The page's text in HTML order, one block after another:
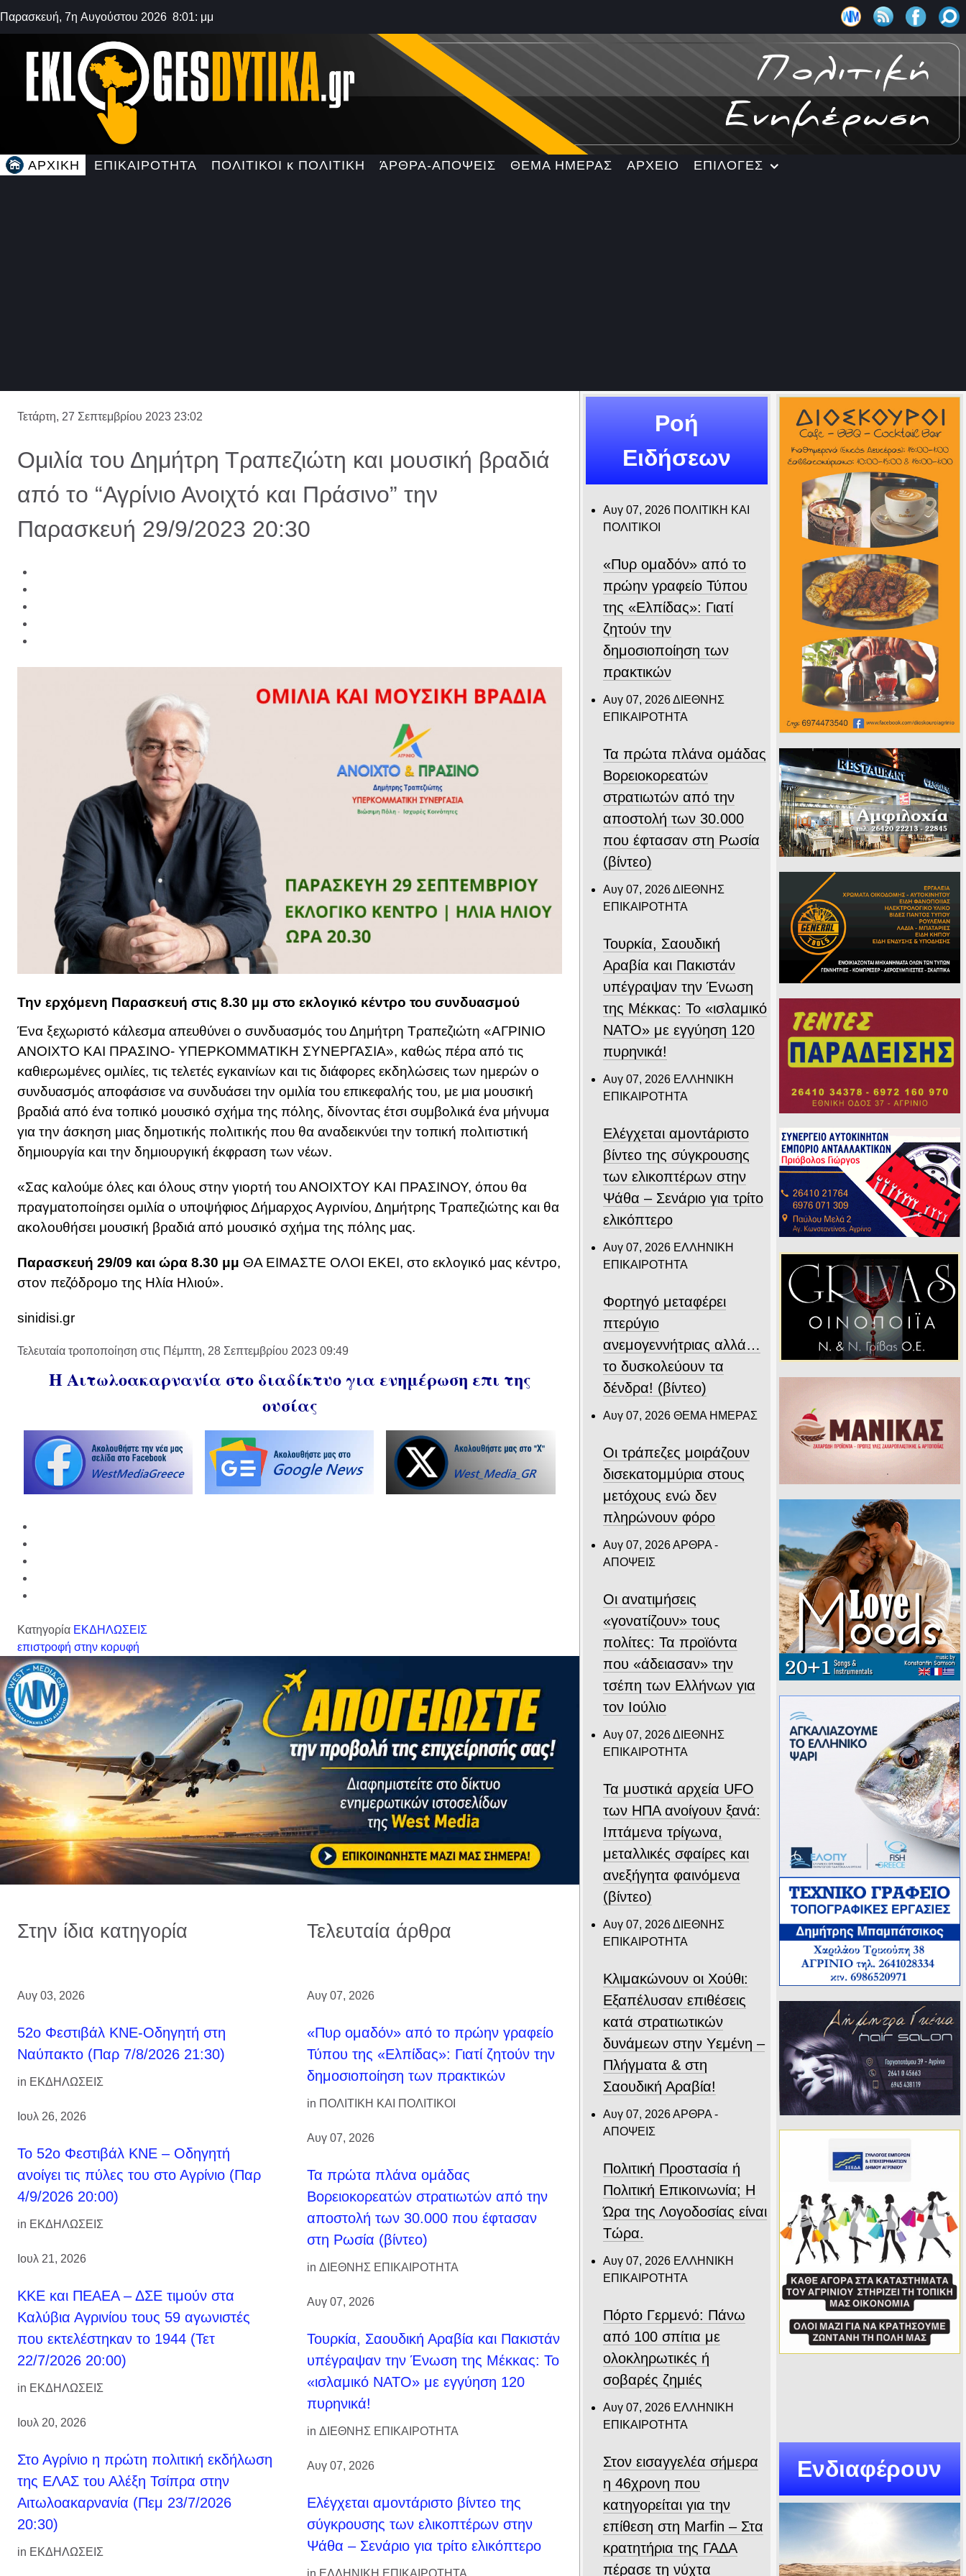
Παρασκευή, 7η Αυγούστου 2026 8:01: μμ
ΑΡΧΙΚΗ ΕΠΙΚΑΙΡΟΤΗΤΑ ΠΟΛΙΤΙΚΟΙ κ ΠΟΛΙΤΙΚΗ ΆΡΘΡΑ-ΑΠΟΨΕΙΣ ΘΕΜΑ ΗΜΕΡΑΣ ΑΡΧΕΙΟ ΕΠΙΛΟΓΕΣ
Τετάρτη, 27 Σεπτεμβρίου 2023 23:02
Ομιλία του Δημήτρη Τραπεζιώτη και μουσική βραδιά
από το “Αγρίνιο Ανοιχτό και Πράσινο” την
Παρασκευή 29/9/2023 20:30
Την ερχόμενη Παρασκευή στις 8.30 μμ στο εκλογικό κέντρο του συνδυασμού
Ένα ξεχωριστό κάλεσμα απευθύνει ο συνδυασμός του Δημήτρη Τραπεζιώτη «ΑΓΡΙΝΙΟ
ΑΝΟΙΧΤΟ ΚΑΙ ΠΡΑΣΙΝΟ- ΥΠΕΡΚΟΜΜΑΤΙΚΗ ΣΥΝΕΡΓΑΣΙΑ», καθώς πέρα από τις
καθιερωμένες ομιλίες, τις τελετές εγκαινίων και τις διάφορες εκδηλώσεις των ημερών ο
συνδυασμός αποφάσισε να συνδυάσει την ομιλία του επικεφαλής του, με μια μουσική
βραδιά από ένα τοπικό μουσικό σχήμα της πόλης, δίνοντας έτσι συμβολικά ένα μήνυμα
για την άσκηση μιας δημοτικής πολιτικής που θα αναδεικνύει την τοπική πολιτιστική
δημιουργία και την δημιουργική έκφραση των νέων.
«Σας καλούμε όλες και όλους στην γιορτή του ΑΝΟΙΧΤΟΥ ΚΑΙ ΠΡΑΣΙΝΟΥ, όπου θα
πραγματοποίησει ομιλία ο υποψήφιος Δήμαρχος Αγρινίου, Δημήτρης Τραπεζιώτης και θα
ακολουθήσει μουσική βραδιά από μουσικό σχήμα της πόλης μας.
Παρασκευή 29/09 και ώρα 8.30 μμ ΘΑ ΕΙΜΑΣΤΕ ΟΛΟΙ ΕΚΕΙ, στο εκλογικό μας κέντρο,
στον πεζόδρομο της Ηλία Ηλιού».
sinidisi.gr
Τελευταία τροποποίηση στις Πέμπτη, 28 Σεπτεμβρίου 2023 09:49
Η Αιτωλοακαρνανία στο διαδίκτυο για ενημέρωση επι της
ουσίας
Κατηγορία ΕΚΔΗΛΩΣΕΙΣ
επιστροφή στην κορυφή
Στην ίδια κατηγορία
Αυγ 03, 2026
52ο Φεστιβάλ ΚΝΕ-Οδηγητή στη
Ναύπακτο (Παρ 7/8/2026 21:30)
in ΕΚΔΗΛΩΣΕΙΣ
Ιουλ 26, 2026
Το 52ο Φεστιβάλ ΚΝΕ – Οδηγητή
ανοίγει τις πύλες του στο Αγρίνιο (Παρ
4/9/2026 20:00)
in ΕΚΔΗΛΩΣΕΙΣ
Ιουλ 21, 2026
ΚΚΕ και ΠΕΑΕΑ – ΔΣΕ τιμούν στα
Καλύβια Αγρινίου τους 59 αγωνιστές
που εκτελέστηκαν το 1944 (Τετ
22/7/2026 20:00)
in ΕΚΔΗΛΩΣΕΙΣ
Ιουλ 20, 2026
Στο Αγρίνιο η πρώτη πολιτική εκδήλωση
της ΕΛΑΣ του Αλέξη Τσίπρα στην
Αιτωλοακαρνανία (Πεμ 23/7/2026
20:30)
in ΕΚΔΗΛΩΣΕΙΣ
Τελευταία άρθρα
Αυγ 07, 2026
«Πυρ ομαδόν» από το πρώην γραφείο
Τύπου της «Ελπίδας»: Γιατί ζητούν την
δημοσιοποίηση των πρακτικών
in ΠΟΛΙΤΙΚΗ ΚΑΙ ΠΟΛΙΤΙΚΟΙ
Αυγ 07, 2026
Τα πρώτα πλάνα ομάδας
Βορειοκορεατών στρατιωτών από την
αποστολή των 30.000 που έφτασαν
στη Ρωσία (βίντεο)
inΔΙΕΘΝΗΣ ΕΠΙΚΑΙΡΟΤΗΤΑ
Αυγ 07, 2026
Τουρκία, Σαουδική Αραβία και Πακιστάν
υπέγραψαν την Ένωση της Μέκκας: Το
«ισλαμικό ΝΑΤΟ» με εγγύηση 120
πυρηνικά!
inΔΙΕΘΝΗΣ ΕΠΙΚΑΙΡΟΤΗΤΑ
Αυγ 07, 2026
Ελέγχεται αμοντάριστο βίντεο της
σύγκρουσης των ελικοπτέρων στην
Ψάθα – Σενάριο για τρίτο ελικόπτερο
in ΕΛΛΗΝΙΚΗ ΕΠΙΚΑΙΡΟΤΗΤΑ
Ροή
Ειδήσεων
Αυγ 07, 2026 ΠΟΛΙΤΙΚΗ ΚΑΙ
ΠΟΛΙΤΙΚΟΙ
«Πυρ ομαδόν» από το
πρώην γραφείο Τύπου
της «Ελπίδας»: Γιατί
ζητούν την
δημοσιοποίηση των
πρακτικών
Αυγ 07, 2026ΔΙΕΘΝΗΣ
ΕΠΙΚΑΙΡΟΤΗΤΑ
Τα πρώτα πλάνα ομάδας
Βορειοκορεατών
στρατιωτών από την
αποστολή των 30.000
που έφτασαν στη Ρωσία
(βίντεο)
Αυγ 07, 2026ΔΙΕΘΝΗΣ
ΕΠΙΚΑΙΡΟΤΗΤΑ
Τουρκία, Σαουδική
Αραβία και Πακιστάν
υπέγραψαν την Ένωση
της Μέκκας: Το «ισλαμικό
ΝΑΤΟ» με εγγύηση 120
πυρηνικά!
Αυγ 07, 2026 ΕΛΛΗΝΙΚΗ
ΕΠΙΚΑΙΡΟΤΗΤΑ
Ελέγχεται αμοντάριστο
βίντεο της σύγκρουσης
των ελικοπτέρων στην
Ψάθα – Σενάριο για τρίτο
ελικόπτερο
Αυγ 07, 2026 ΕΛΛΗΝΙΚΗ
ΕΠΙΚΑΙΡΟΤΗΤΑ
Φορτηγό μεταφέρει
πτερύγιο
ανεμογεννήτριας αλλά…
το δυσκολεύουν τα
δένδρα! (βίντεο)
Αυγ 07, 2026 ΘΕΜΑ ΗΜΕΡΑΣ
Οι τράπεζες μοιράζουν
δισεκατομμύρια στους
μετόχους ενώ δεν
πληρώνουν φόρο
Αυγ 07, 2026ΑΡΘΡΑ -
ΑΠΟΨΕΙΣ
Οι ανατιμήσεις
«γονατίζουν» τους
πολίτες: Τα προϊόντα
που «άδειασαν» την
τσέπη των Ελλήνων για
τον Ιούλιο
Αυγ 07, 2026ΔΙΕΘΝΗΣ
ΕΠΙΚΑΙΡΟΤΗΤΑ
Τα μυστικά αρχεία UFO
των ΗΠΑ ανοίγουν ξανά:
Ιπτάμενα τρίγωνα,
μεταλλικές σφαίρες και
ανεξήγητα φαινόμενα
(βίντεο)
Αυγ 07, 2026ΔΙΕΘΝΗΣ
ΕΠΙΚΑΙΡΟΤΗΤΑ
Κλιμακώνουν οι Χούθι:
Eξαπέλυσαν επιθέσεις
κατά στρατιωτικών
δυνάμεων στην Υεμένη –
Πλήγματα & στη
Σαουδική Αραβία!
Αυγ 07, 2026ΑΡΘΡΑ -
ΑΠΟΨΕΙΣ
Πολιτική Προστασία ή
Πολιτική Επικοινωνία; Η
Ώρα της Λογοδοσίας είναι
Τώρα.
Αυγ 07, 2026 ΕΛΛΗΝΙΚΗ
ΕΠΙΚΑΙΡΟΤΗΤΑ
Πόρτο Γερμενό: Πάνω
από 100 σπίτια με
ολοκληρωτικές ή
σοβαρές ζημιές
Αυγ 07, 2026 ΕΛΛΗΝΙΚΗ
ΕΠΙΚΑΙΡΟΤΗΤΑ
Στον εισαγγελέα σήμερα
η 46χρονη που
κατηγορείται για την
επίθεση στη Marfin – Στα
κρατητήρια της ΓΑΔΑ
πέρασε τη νύχτα
Ενδιαφέρουν